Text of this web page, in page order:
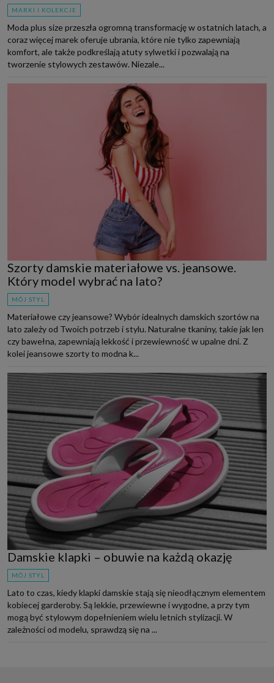
MARKI I KOLEKCJE
Moda plus size przeszła ogromną transformację w ostatnich latach, a
coraz więcej marek oferuje ubrania, które nie tylko zapewniają
komfort, ale także podkreślają atuty sylwetki i pozwalają na
tworzenie stylowych zestawów. Niezale...
Szorty damskie materiałowe vs. jeansowe.
Który model wybrać na lato?
MÓJ STYL
Materiałowe czy jeansowe? Wybór idealnych damskich szortów na
lato zależy od Twoich potrzeb i stylu. Naturalne tkaniny, takie jak len
czy bawełna, zapewniają lekkość i przewiewność w upalne dni. Z
kolei jeansowe szorty to modna k...
Damskie klapki – obuwie na każdą okazję
MÓJ STYL
Lato to czas, kiedy klapki damskie stają się nieodłącznym elementem
kobiecej garderoby. Są lekkie, przewiewne i wygodne, a przy tym
mogą być stylowym dopełnieniem wielu letnich stylizacji. W
zależności od modelu, sprawdzą się na ...